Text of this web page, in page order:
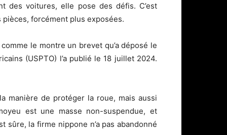
des voitures, elle pose des défis. C’est
forcément plus exposées.
le montre un brevet qu’a déposé le
(USPTO) l’a publié le 18 juillet 2024.
manière de protéger la roue, mais aussi
est une masse non-suspendue, et
la firme nippone n’a pas abandonné